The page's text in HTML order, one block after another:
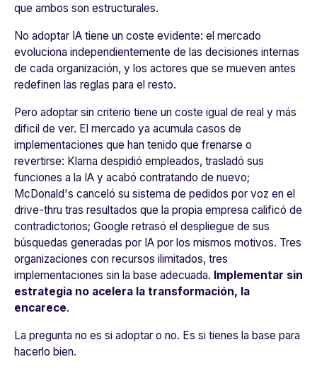
que ambos son estructurales.
No adoptar IA tiene un coste evidente: el mercado
evoluciona independientemente de las decisiones internas
de cada organización, y los actores que se mueven antes
redefinen las reglas para el resto.
Pero adoptar sin criterio tiene un coste igual de real y más
dificil de ver. El mercado ya acumula casos de
implementaciones que han tenido que frenarse o
revertirse: Klarna despidió empleados, trasladó sus
funciones a la IA y acabó contratando de nuevo;
McDonald's canceló su sistema de pedidos por voz en el
drive-thru tras resultados que la propia empresa calificó de
contradictorios; Google retrasó el despliegue de sus
búsquedas generadas por IA por los mismos motivos. Tres
organizaciones con recursos ilimitados, tres
implementaciones sin la base adecuada. Implementar sin
estrategia no acelera la transformación, la
encarece.
La pregunta no es si adoptar o no. Es si tienes la base para
hacerlo bien.